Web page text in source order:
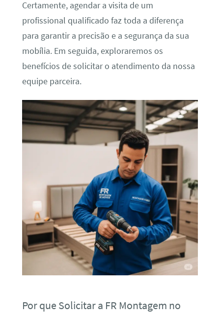
Certamente, agendar a visita de um
profissional qualificado faz toda a diferença
para garantir a precisão e a segurança da sua
mobília. Em seguida, exploraremos os
benefícios de solicitar o atendimento da nossa
equipe parceira.
Por que Solicitar a FR Montagem no